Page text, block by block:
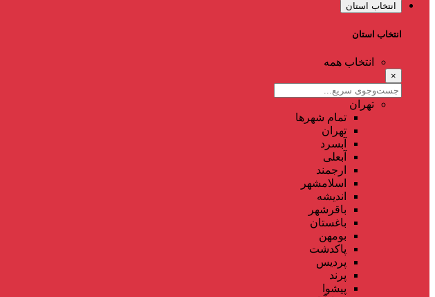
انتخاب استان
انتخاب استان
انتخاب همه
×
تهران
تمام شهر‌ها
تهران
آبسرد
آبعلی
ارجمند
اسلامشهر
اندیشه
باقرشهر
باغستان
بومهن
پاکدشت
پردیس
پرند
پیشوا